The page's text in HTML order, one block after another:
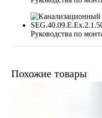
Руководства по
Похожие товары